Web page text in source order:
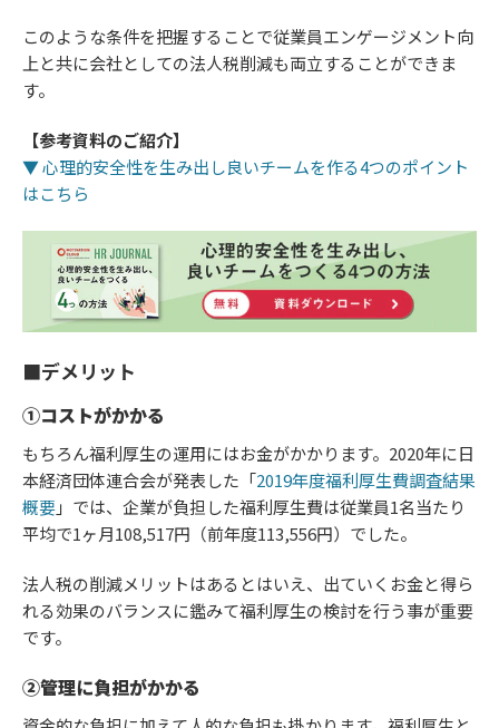
このような条件を把握することで従業員エンゲージメント向
上と共に会社としての法人税削減も両立することができま
す。
【参考資料のご紹介】
▼ 心理的安全性を生み出し良いチームを作る4つのポイント
はこちら
■デメリット
①コストがかかる
もちろん福利厚生の運用にはお金がかかります。2020年に日
本経済団体連合会が発表した「2019年度福利厚生費調査結果
概要」では、企業が負担した福利厚生費は従業員1名当たり
平均で1ヶ月108,517円（前年度113,556円）でした。
法人税の削減メリットはあるとはいえ、出ていくお金と得ら
れる効果のバランスに鑑みて福利厚生の検討を行う事が重要
です。
②管理に負担がかかる